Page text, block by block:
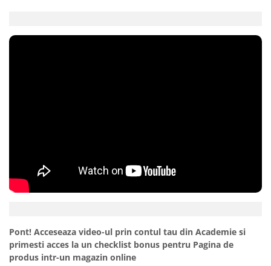
Pont! Acceseaza video-ul prin contul tau din Academie si
primesti acces la un checklist bonus pentru Pagina de
produs intr-un magazin online